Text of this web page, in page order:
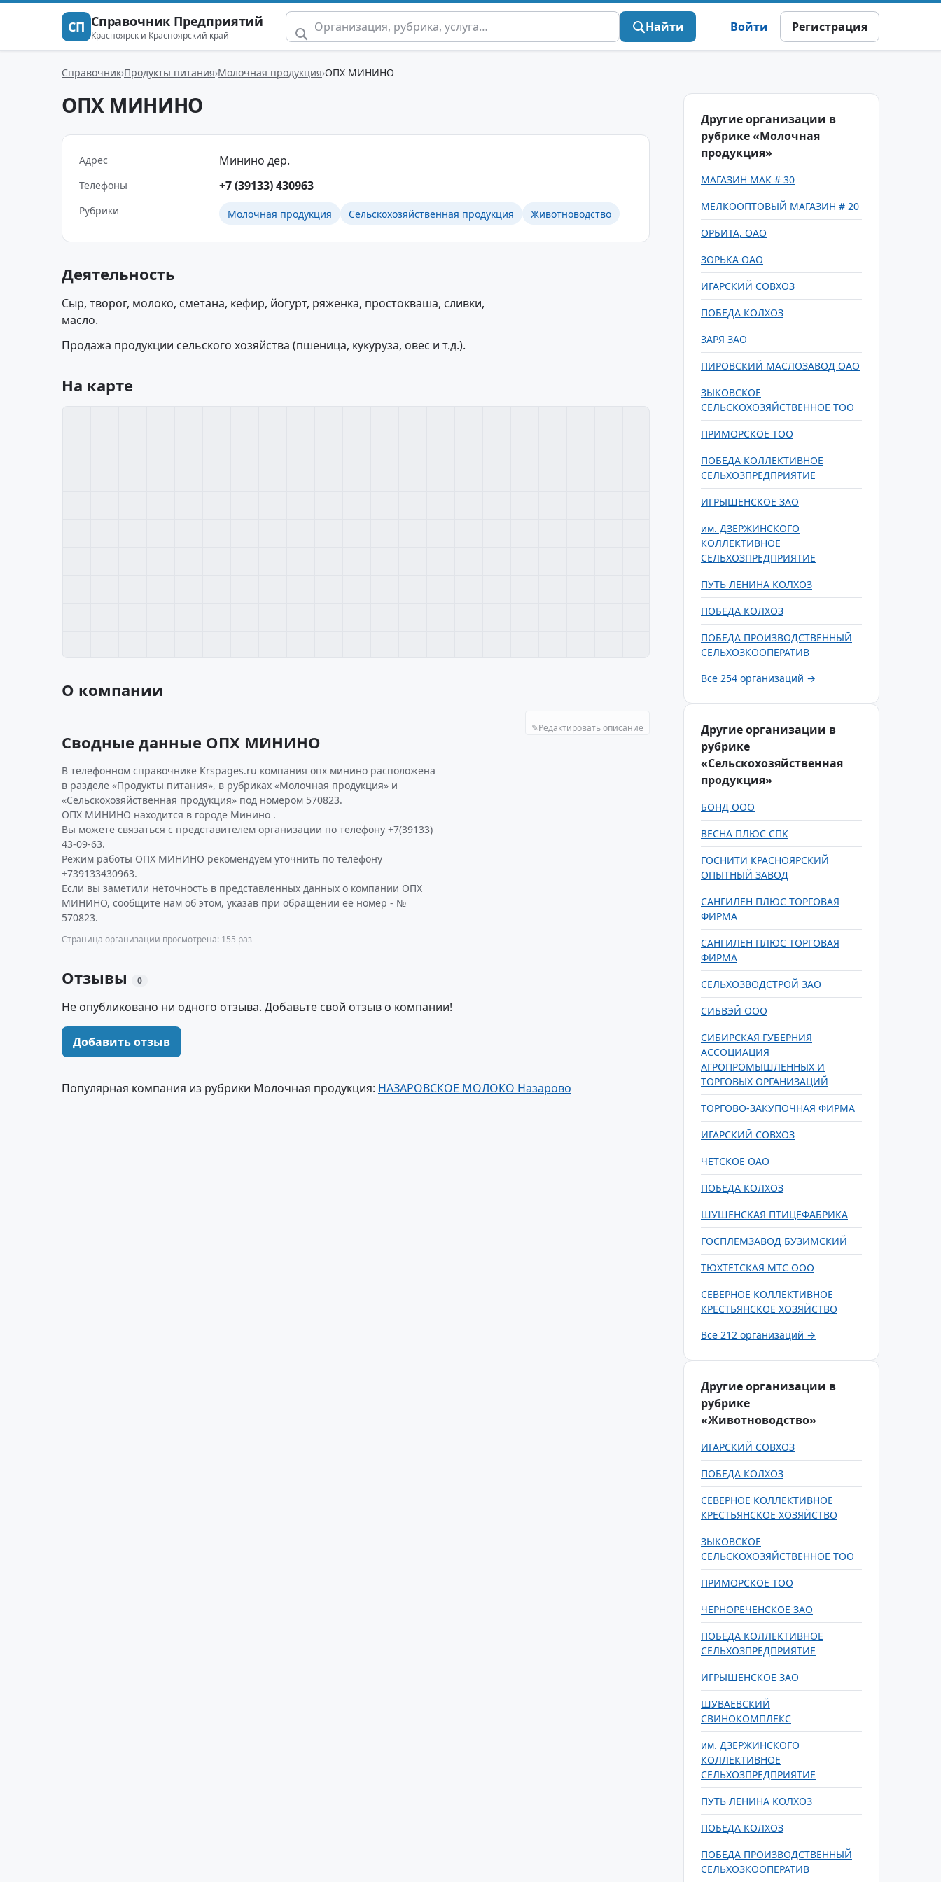
СП Справочник Предприятий
Красноярск и Красноярский край
Найти Войти Регистрация
Справочник Продукты питания Молочная продукция ОПХ МИНИНО
ОПХ МИНИНО
Адрес Минино дер.
Телефоны +7 (39133) 430963
Рубрики Молочная продукция Сельскохозяйственная продукция Животноводство
Деятельность
Сыр, творог, молоко, сметана, кефир, йогурт, ряженка, простокваша, сливки,
масло.
Продажа продукции сельского хозяйства (пшеница, кукуруза, овес и т.д.).
На карте
О компании
✎Редактировать описание
Сводные данные ОПХ МИНИНО
В телефонном справочнике Krspages.ru компания опх минино расположена
в разделе «Продукты питания», в рубриках «Молочная продукция» и
«Сельскохозяйственная продукция» под номером 570823.
ОПХ МИНИНО находится в городе Минино .
Вы можете связаться с представителем организации по телефону +7(39133)
43-09-63.
Режим работы ОПХ МИНИНО рекомендуем уточнить по телефону
+739133430963.
Если вы заметили неточность в представленных данных о компании ОПХ
МИНИНО, сообщите нам об этом, указав при обращении ее номер - №
570823.
Страница организации просмотрена: 155 раз
Отзывы 0
Не опубликовано ни одного отзыва. Добавьте свой отзыв о компании!
Добавить отзыв
Популярная компания из рубрики Молочная продукция: НАЗАРОВСКОЕ МОЛОКО Назарово
Другие организации в
рубрике «Молочная
продукция»
МАГАЗИН МАК # 30
МЕЛКООПТОВЫЙ МАГАЗИН # 20
ОРБИТА, ОАО
ЗОРЬКА ОАО
ИГАРСКИЙ СОВХОЗ
ПОБЕДА КОЛХОЗ
ЗАРЯ ЗАО
ПИРОВСКИЙ МАСЛОЗАВОД ОАО
ЗЫКОВСКОЕ
СЕЛЬСКОХОЗЯЙСТВЕННОЕ ТОО
ПРИМОРСКОЕ ТОО
ПОБЕДА КОЛЛЕКТИВНОЕ
СЕЛЬХОЗПРЕДПРИЯТИЕ
ИГРЫШЕНСКОЕ ЗАО
им. ДЗЕРЖИНСКОГО
КОЛЛЕКТИВНОЕ
СЕЛЬХОЗПРЕДПРИЯТИЕ
ПУТЬ ЛЕНИНА КОЛХОЗ
ПОБЕДА КОЛХОЗ
ПОБЕДА ПРОИЗВОДСТВЕННЫЙ
СЕЛЬХОЗКООПЕРАТИВ
Все 254 организаций →
Другие организации в
рубрике
«Сельскохозяйственная
продукция»
БОНД ООО
ВЕСНА ПЛЮС СПК
ГОСНИТИ КРАСНОЯРСКИЙ
ОПЫТНЫЙ ЗАВОД
САНГИЛЕН ПЛЮС ТОРГОВАЯ
ФИРМА
САНГИЛЕН ПЛЮС ТОРГОВАЯ
ФИРМА
СЕЛЬХОЗВОДСТРОЙ ЗАО
СИБВЭЙ ООО
СИБИРСКАЯ ГУБЕРНИЯ
АССОЦИАЦИЯ
АГРОПРОМЫШЛЕННЫХ И
ТОРГОВЫХ ОРГАНИЗАЦИЙ
ТОРГОВО-ЗАКУПОЧНАЯ ФИРМА
ИГАРСКИЙ СОВХОЗ
ЧЕТСКОЕ ОАО
ПОБЕДА КОЛХОЗ
ШУШЕНСКАЯ ПТИЦЕФАБРИКА
ГОСПЛЕМЗАВОД БУЗИМСКИЙ
ТЮХТЕТСКАЯ МТС ООО
СЕВЕРНОЕ КОЛЛЕКТИВНОЕ
КРЕСТЬЯНСКОЕ ХОЗЯЙСТВО
Все 212 организаций →
Другие организации в
рубрике
«Животноводство»
ИГАРСКИЙ СОВХОЗ
ПОБЕДА КОЛХОЗ
СЕВЕРНОЕ КОЛЛЕКТИВНОЕ
КРЕСТЬЯНСКОЕ ХОЗЯЙСТВО
ЗЫКОВСКОЕ
СЕЛЬСКОХОЗЯЙСТВЕННОЕ ТОО
ПРИМОРСКОЕ ТОО
ЧЕРНОРЕЧЕНСКОЕ ЗАО
ПОБЕДА КОЛЛЕКТИВНОЕ
СЕЛЬХОЗПРЕДПРИЯТИЕ
ИГРЫШЕНСКОЕ ЗАО
ШУВАЕВСКИЙ
СВИНОКОМПЛЕКС
им. ДЗЕРЖИНСКОГО
КОЛЛЕКТИВНОЕ
СЕЛЬХОЗПРЕДПРИЯТИЕ
ПУТЬ ЛЕНИНА КОЛХОЗ
ПОБЕДА КОЛХОЗ
ПОБЕДА ПРОИЗВОДСТВЕННЫЙ
СЕЛЬХОЗКООПЕРАТИВ